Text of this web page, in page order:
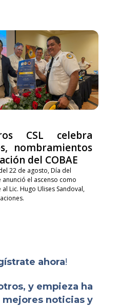
CSL celebra
nombramientos
del COBAE
22 de agosto, Día del
el ascenso como
Lic. Hugo Ulises Sandoval,
ahora!
y empieza ha
mejores noticias y